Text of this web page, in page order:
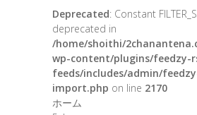
Deprecated: Constant
deprecated in
/home/shoithi/
wp-content/plugins/feedzy-
feeds/includes/admin/
import.php on line 2170
ホーム